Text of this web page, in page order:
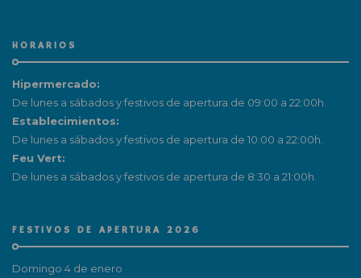
HORARIOS
Hipermercado:
De lunes a sábados y festivos de apertura de 09:00 a 22:00h.
Establecimientos:
De lunes a sábados y festivos de apertura de 10:00 a 22:00h.
Feu Vert:
De lunes a sábados y festivos de apertura de 8:30 a 21:00h.
FESTIVOS DE APERTURA 2026
Domingo 4 de enero